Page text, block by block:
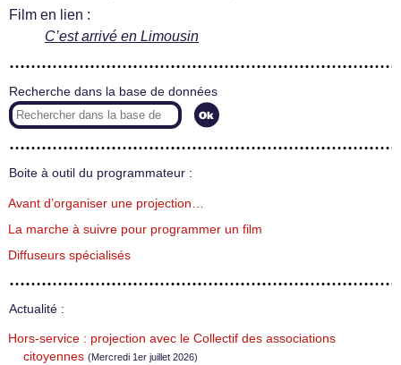
Film en lien :
C’est arrivé en Limousin
Recherche dans la base de données
Boite à outil du programmateur :
Avant d’organiser une projection…
La marche à suivre pour programmer un film
Diffuseurs spécialisés
Actualité :
Hors-service : projection avec le Collectif des associations
citoyennes (Mercredi 1er juillet 2026)